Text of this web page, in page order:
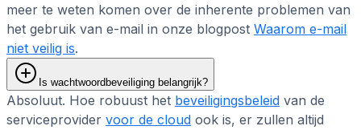
meer te weten komen over de inherente problemen van
het gebruik van e-mail in onze blogpost Waarom e-mail
niet veilig is.
Is wachtwoordbeveiliging belangrijk?
Absoluut. Hoe robuust het beveiligingsbeleid van de
serviceprovider voor de cloud ook is, er zullen altijd